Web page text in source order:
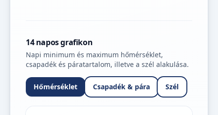
14 napos grafikon
Napi minimum és maximum hőmérséklet,
csapadék és páratartalom, illetve a szél alakulása.
Hőmérséklet Csapadék & pára Szél